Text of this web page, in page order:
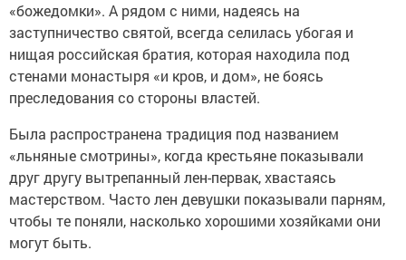
«божедомки». А рядом с ними, надеясь на
заступничество святой, всегда селилась убогая и
нищая российская братия, которая находила под
стенами монастыря «и кров, и дом», не боясь
преследования со стороны властей.
Была распространена традиция под названием
«льняные смотрины», когда крестьяне показывали
друг другу вытрепанный лен-первак, хвастаясь
мастерством. Часто лен девушки показывали парням,
чтобы те поняли, насколько хорошими хозяйками они
могут быть.